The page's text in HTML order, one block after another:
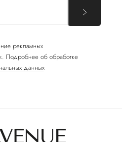
рекламных
Подробнее об обработке
данных